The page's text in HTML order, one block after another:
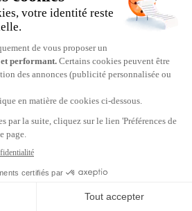
-Mentions légales
-Préférences cookies-